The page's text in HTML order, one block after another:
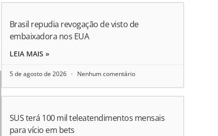
Brasil repudia revogação de visto de
embaixadora nos EUA
LEIA MAIS »
5 de agosto de 2026 Nenhum comentário
SUS terá 100 mil teleatendimentos mensais
para vício em bets